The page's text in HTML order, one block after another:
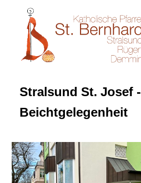
Stralsund St. Josef -
Beichtgelegenheit